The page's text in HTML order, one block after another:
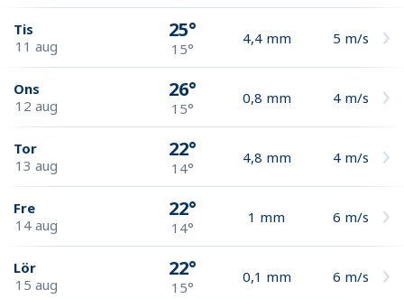
Tis
11 aug
25°
15°
4,4 mm 5 m/s
Ons
12 aug
26°
15°
0,8 mm 4 m/s
Tor
13 aug
22°
14°
4,8 mm 4 m/s
Fre
14 aug
22°
14°
1 mm 6 m/s
Lör
15 aug
22°
15°
0,1 mm 6 m/s